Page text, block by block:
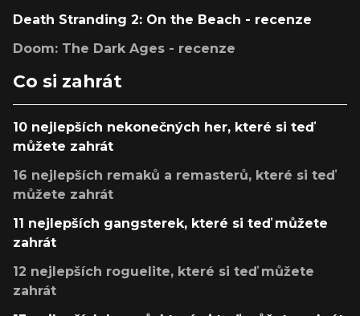
Death Stranding 2: On the Beach - recenze
Doom: The Dark Ages - recenze
Co si zahrát
10 nejlepších nekonečných her, které si teď
můžete zahrát
16 nejlepších remaků a remasterů, které si teď
můžete zahrát
11 nejlepších gangsterek, které si teď můžete
zahrát
12 nejlepších roguelite, které si teď můžete
zahrát